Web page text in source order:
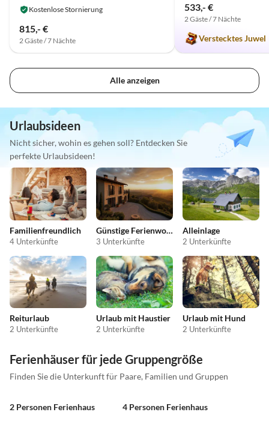
Kostenlose Stornierung
815,- €
2 Gäste / 7 Nächte
533,- €
2 Gäste / 7 Nächte
Verstecktes Juwel
Alle anzeigen
Urlaubsideen
Nicht sicher, wohin es gehen soll? Entdecken Sie
perfekte Urlaubsideen!
Familienfreundlich
4 Unterkünfte
Günstige Ferienwohnungen
3 Unterkünfte
Alleinlage
2 Unterkünfte
Reiturlaub
2 Unterkünfte
Urlaub mit Haustier
2 Unterkünfte
Urlaub mit Hund
2 Unterkünfte
Ferienhäuser für jede Gruppengröße
Finden Sie die Unterkunft für Paare, Familien und Gruppen
2 Personen Ferienhaus 4 Personen Ferienhaus